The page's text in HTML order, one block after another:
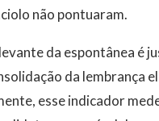
não pontuaram.
da espontânea é
da lembrança
esse indicador